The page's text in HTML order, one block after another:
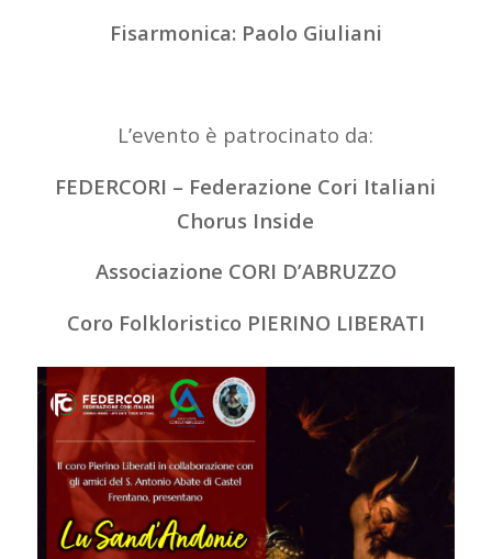
Fisarmonica: Paolo Giuliani
L’evento è patrocinato da:
FEDERCORI – Federazione Cori Italiani
Chorus Inside
Associazione CORI D’ABRUZZO
Coro Folkloristico PIERINO LIBERATI